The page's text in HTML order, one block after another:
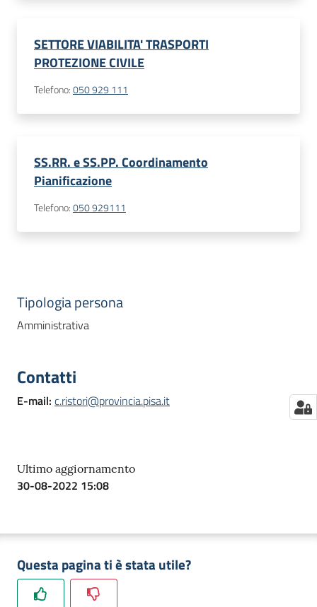
SETTORE VIABILITA' TRASPORTI
PROTEZIONE CIVILE
Telefono:050 929 111
SS.RR. e SS.PP. Coordinamento
Pianificazione
Telefono:050 929111
Tipologia persona
Amministrativa
Contatti
E-mail: c.ristori@provincia.pisa.it
Ultimo aggiornamento
30-08-2022 15:08
Questa pagina ti è stata utile?